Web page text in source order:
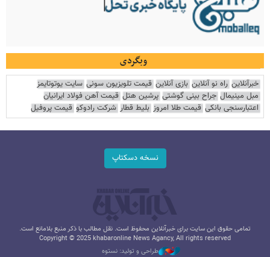
وبگردی
خبرآنلاین راه نو آنلاین بازی آنلاین قیمت تلویزیون سونی سایت یوتوتایمز
مبل مینیمال جراح بینی گوشتی پرشین هتل قیمت آهن فولاد ایرانیان
اعتبارسنجی بانکی قیمت طلا امروز بلیط قطار شرکت رادوکو قیمت پروفیل
نسخه دسکتاپ
تمامی حقوق این سایت برای خبرآنلاین محفوظ است. نقل مطالب با ذکر منبع بلامانع است.
Copyright © 2025 khabaronline News Agancy, All rights reserved
طراحی و تولید: نستوه